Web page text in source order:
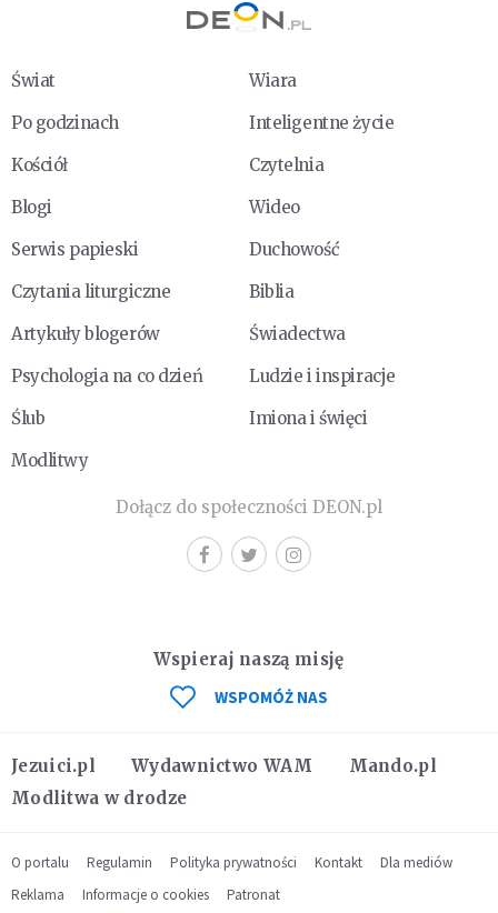
Świat
Wiara
Po godzinach
Inteligentne życie
Kościół
Czytelnia
Blogi
Wideo
Serwis papieski
Duchowość
Czytania liturgiczne
Biblia
Artykuły blogerów
Świadectwa
Psychologia na co dzień
Ludzie i inspiracje
Ślub
Imiona i święci
Modlitwy
Dołącz do społeczności DEON.pl
Jezuici.pl Wydawnictwo WAM
Mando.pl
Modlitwa w drodze
Wspieraj naszą misję
WSPOMÓŻ NAS
O portalu Regulamin Polityka prywatności Kontakt
Dla mediów
Reklama
Informacje o cookies Patronat